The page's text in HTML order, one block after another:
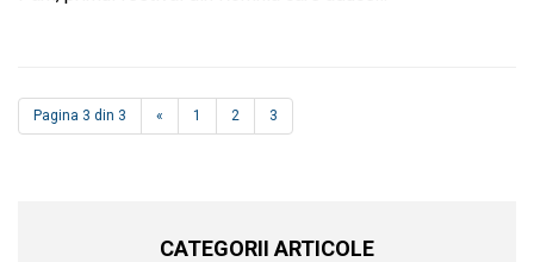
Pagina 3 din 3 « 1 2 3
CATEGORII ARTICOLE